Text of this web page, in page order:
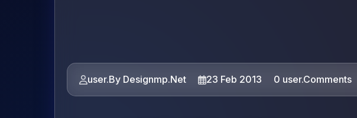
user.By Designmp.Net 23 Feb 2013 0 user.Comments